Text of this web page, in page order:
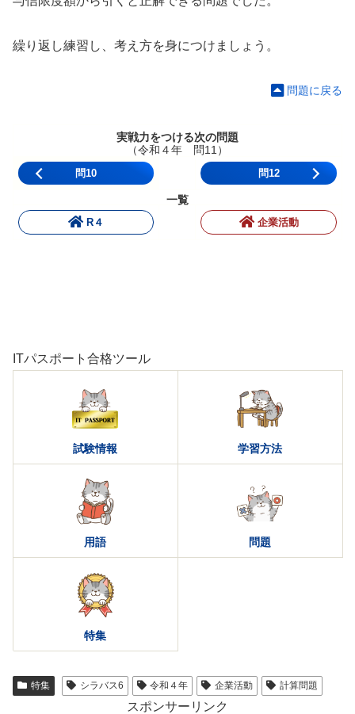
繰り返し練習し、考え方を身につけましょう。
問題に戻る
実戦力をつける次の問題
（令和４年 問11）
問10 問12
一覧
R４ 企業活動
ITパスポート合格ツール
試験情報 学習方法
用語 問題
特集
特集 シラバス6 令和４年 企業活動 計算問題
スポンサーリンク